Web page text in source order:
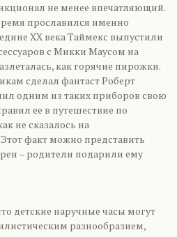
не менее впечатляющий.
прославился именно
XX века Таймекс выпустили
с Микки Маусом на
как горячие пирожки.
сделал фантаст Роберт
одним из таких приборов свою
ее в путешествие по
не сказалось на
факт можно представить
– родители подарили ему
детские наручные часы могут
разнообразием,